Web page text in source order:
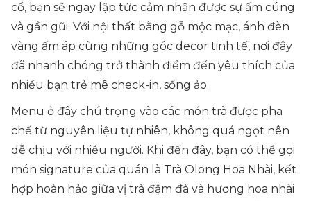
cổ, bạn sẽ ngay lập tức cảm nhận được sự ấm cúng
và gần gũi. Với nội thất bằng gỗ mộc mạc, ánh đèn
vàng ấm áp cùng những góc decor tinh tế, nơi đây
đã nhanh chóng trở thành điểm đến yêu thích của
nhiều bạn trẻ mê check-in, sống ảo.
Menu ở đây chú trọng vào các món trà được pha
chế từ nguyên liệu tự nhiên, không quá ngọt nên
dễ chịu với nhiều người. Khi đến đây, bạn có thể gọi
món signature của quán là Trà Olong Hoa Nhài, kết
hợp hoàn hảo giữa vị trà đậm đà và hương hoa nhài